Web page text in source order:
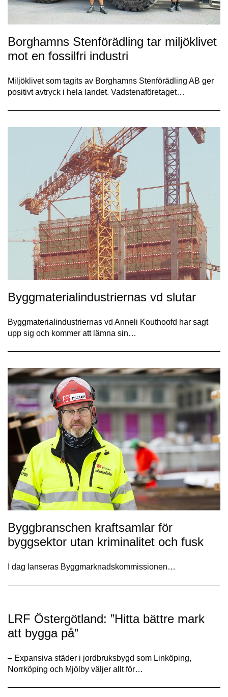
Borghamns Stenförädling tar miljöklivet
mot en fossilfri industri
Miljöklivet som tagits av Borghamns Stenförädling AB ger
positivt avtryck i hela landet. Vadstenaföretaget…
Byggmaterialindustriernas vd slutar
Byggmaterialindustriernas vd Anneli Kouthoofd har sagt
upp sig och kommer att lämna sin…
Byggbranschen kraftsamlar för
byggsektor utan kriminalitet och fusk
I dag lanseras Byggmarknadskommissionen…
LRF Östergötland: ”Hitta bättre mark
att bygga på”
– Expansiva städer i jordbruksbygd som Linköping,
Norrköping och Mjölby väljer allt för…